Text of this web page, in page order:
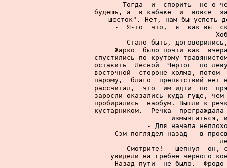
- Тогда  и  спорить  не о
будешь, а  в кабаке  и  вовсе
шесток". Нет, нам бы успеть
-  Я-то  что,  я  как вы
- Стало быть,
Жарко  было почти как
спустились по крутому
оставить  Лесной  Чертог  по
восточной  стороне холма,
парому,  благо  препятствий
рассчитал,  что  им идти  по
заросли оказались куда гуще,
пробирались  наобум. Вышли к
кустарником.  Речка
измызгаться,
- Для начала
Сэм поглядел назад - в
-  Смотрите! - шепнул  он,
увидели на гребне черного
Назад пути  не было.